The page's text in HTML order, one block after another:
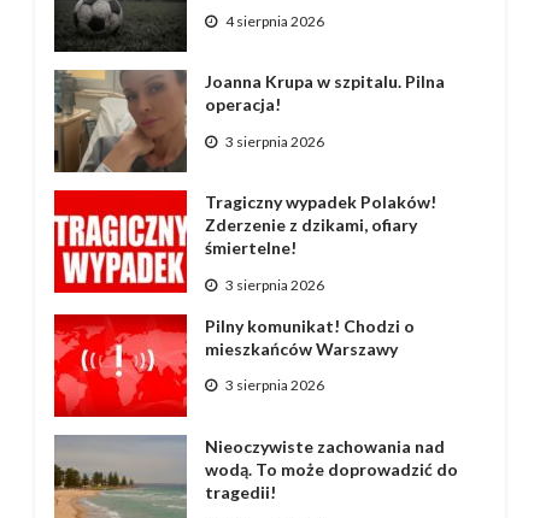
4 sierpnia 2026
Joanna Krupa w szpitalu. Pilna
operacja!
3 sierpnia 2026
Tragiczny wypadek Polaków!
Zderzenie z dzikami, ofiary
śmiertelne!
3 sierpnia 2026
Pilny komunikat! Chodzi o
mieszkańców Warszawy
3 sierpnia 2026
Nieoczywiste zachowania nad
wodą. To może doprowadzić do
tragedii!